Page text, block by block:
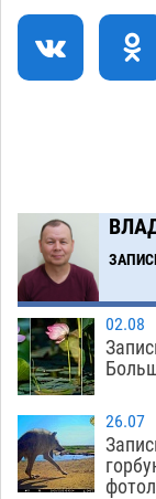
Все
19:36
Завтра
к 40-
02.08
26.07